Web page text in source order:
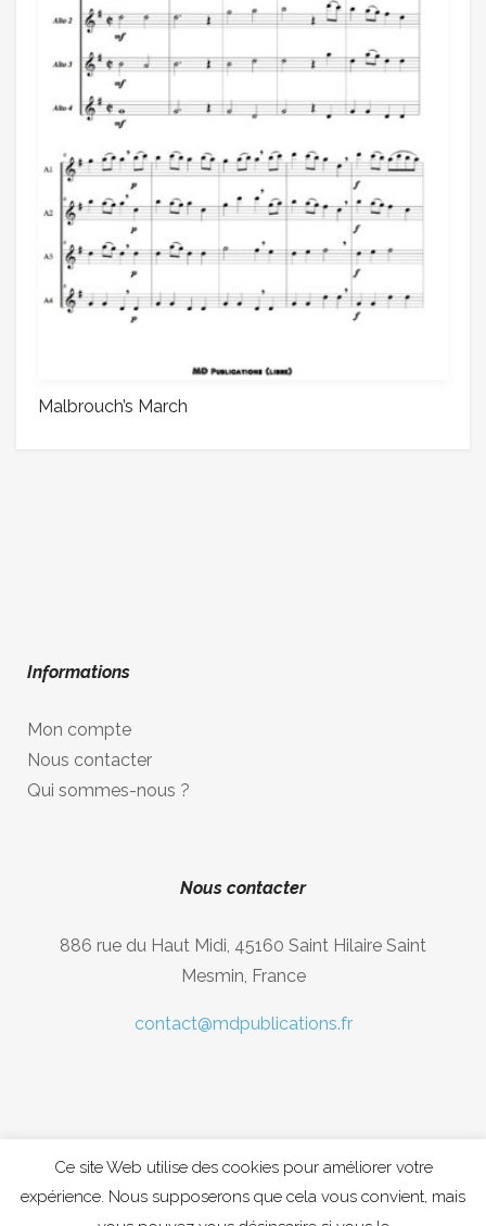
Malbrouch’s March
Informations
Mon compte
Nous contacter
Qui sommes-nous ?
Nous contacter
886 rue du Haut Midi, 45160 Saint Hilaire Saint
Mesmin, France
contact@mdpublications.fr
Copyright © 2020 MDpublications, Musique Diastema
Ce site Web utilise des cookies pour améliorer votre
expérience. Nous supposerons que cela vous convient, mais